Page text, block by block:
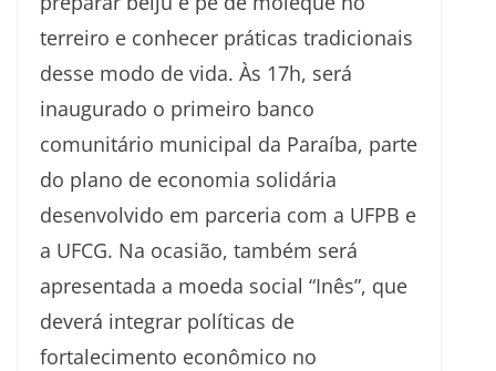
terreiro e conhecer práticas tradicionais
desse modo de vida. Às 17h, será
inaugurado o primeiro banco
comunitário municipal da Paraíba, parte
do plano de economia solidária
desenvolvido em parceria com a UFPB e
a UFCG. Na ocasião, também será
apresentada a moeda social “Inês”, que
deverá integrar políticas de
fortalecimento econômico no